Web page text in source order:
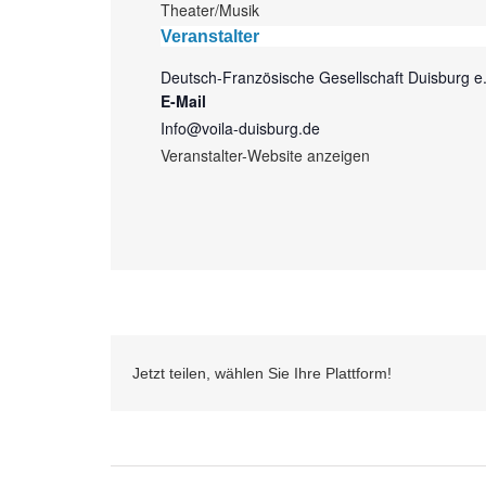
Theater/Musik
Veranstalter
Deutsch-Französische Gesellschaft Duisburg
E-Mail
Info@voila-duisburg.de
Veranstalter-Website anzeigen
Jetzt teilen, wählen Sie Ihre Plattform!